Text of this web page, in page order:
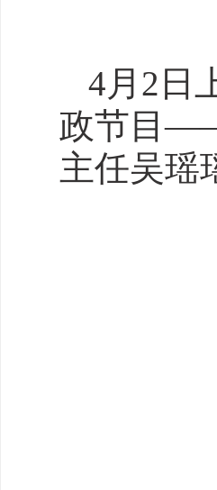
4月2日
政节目
主任吴瑶